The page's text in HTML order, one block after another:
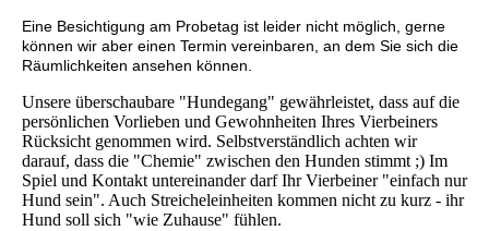
Eine Besichtigung am Probetag ist leider nicht möglich, gerne
können wir aber einen Termin vereinbaren, an dem Sie sich die
Räumlichkeiten ansehen können.
Unsere überschaubare "Hundegang" gewährleistet, dass auf die
persönlichen Vorlieben und Gewohnheiten Ihres Vierbeiners
Rücksicht genommen wird. Selbstverständlich achten wir
darauf, dass die "Chemie" zwischen den Hunden stimmt ;) Im
Spiel und Kontakt untereinander darf Ihr Vierbeiner "einfach nur
Hund sein". Auch Streicheleinheiten kommen nicht zu kurz - ihr
Hund soll sich "wie Zuhause" fühlen.